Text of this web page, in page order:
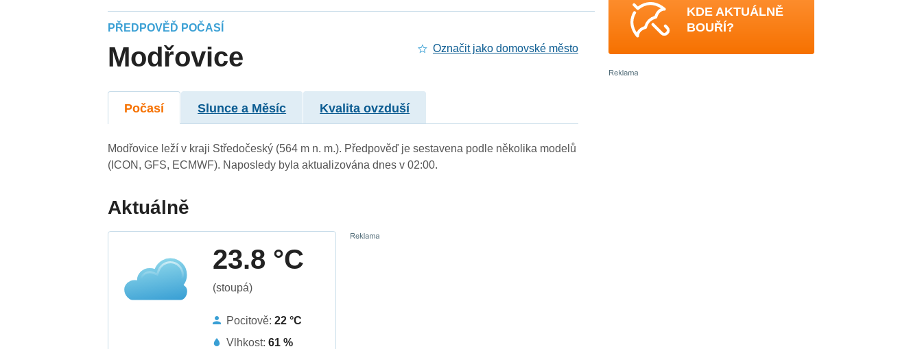
PŘEDPOVĚĎ POČASÍ
Modřovice Označit jako domovské město
Počasí Slunce a Měsíc Kvalita ovzduší
Modřovice leží v kraji Středočeský (564 m n. m.). Předpověď je sestavena podle několika modelů
(ICON, GFS, ECMWF). Naposledy byla aktualizována dnes v 02:00.
Aktuálně
23.8 °C
(stoupá)
Pocitově:22 °C
Vlhkost:61 %
KDE AKTUÁLNĚ
BOUŘÍ?